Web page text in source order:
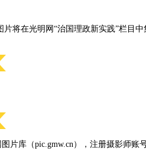
将在光明网“治国理政新实践”栏目中
片库（pic.gmw.cn），注册摄影师